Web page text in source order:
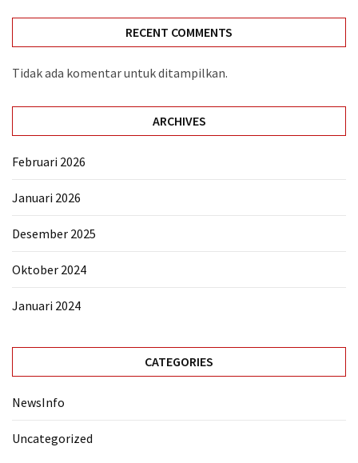
RECENT COMMENTS
Tidak ada komentar untuk ditampilkan.
ARCHIVES
Februari 2026
Januari 2026
Desember 2025
Oktober 2024
Januari 2024
CATEGORIES
NewsInfo
Uncategorized